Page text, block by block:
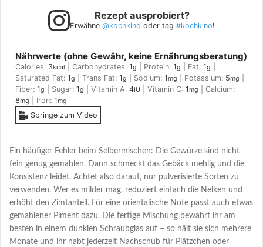
Rezept ausprobiert?
Erwähne @kochkino oder tag #kochkino!
Nährwerte (ohne Gewähr, keine Ernährungsberatung)
Calories: 3kcal Carbohydrates: 1g Protein: 1g Fat: 1g
Saturated Fat: 1g Trans Fat: 1g Sodium: 1mg Potassium: 5mg
Fiber: 1g Sugar: 1g Vitamin A: 4IU Vitamin C: 1mg
Calcium:
8mg Iron: 1mg
Springe zum Video
Ein häufiger Fehler beim Selbermischen: Die Gewürze sind nicht
fein genug gemahlen. Dann schmeckt das Gebäck mehlig und die
Konsistenz leidet. Achtet also darauf, nur pulverisierte Sorten zu
verwenden. Wer es milder mag, reduziert einfach die Nelken und
erhöht den Zimtanteil. Für eine orientalische Note passt auch etwas
gemahlener Piment dazu. Die fertige Mischung bewahrt ihr am
besten in einem dunklen Schraubglas auf – so hält sie sich mehrere
Monate und ihr habt jederzeit Nachschub für Plätzchen oder